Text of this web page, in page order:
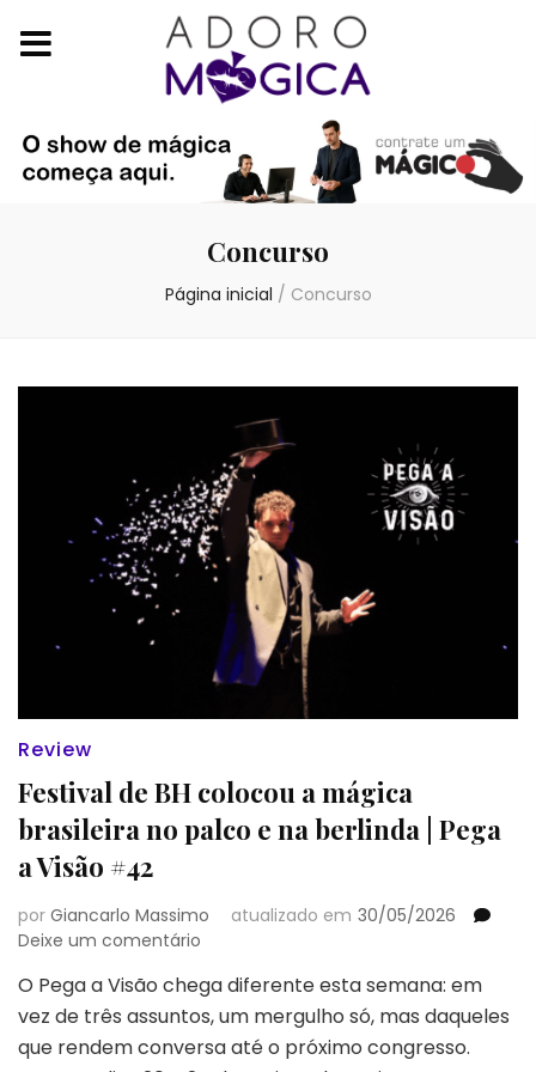
Concurso
Página inicial / Concurso
Review
Festival de BH colocou a mágica
brasileira no palco e na berlinda | Pega
a Visão #42
por Giancarlo Massimo atualizado em 30/05/2026
Deixe um comentário
de
BH
colocou
O Pega a Visão chega diferente esta semana: em
vez de três assuntos, um mergulho só, mas daqueles
que rendem conversa até o próximo congresso.